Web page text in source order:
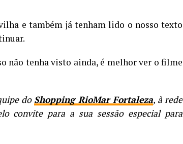
e também já tenham lido o nosso texto
não tenha visto ainda, é melhor ver o filme
do Shopping RioMar Fortaleza, à rede
convite para a sua sessão especial para